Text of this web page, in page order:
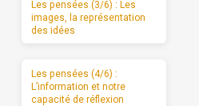
Les pensées (3/6) : Les
images, la représentation
des idées
Les pensées (4/6) :
L’information et notre
capacité de réflexion